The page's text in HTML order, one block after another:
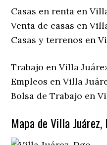
Casas en renta en
Venta de casas en
Casas y terrenos en
Trabajo en Villa
Empleos en Villa
Bolsa de Trabajo en
Mapa de Villa Juárez,